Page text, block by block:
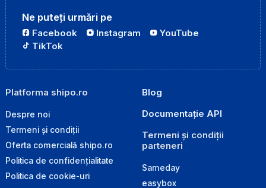
Ne puteți urmări pe
Facebook Instagram
YouTube
TikTok
Platforma shipo.ro
Despre noi
Termeni și condiții
Oferta comercială shipo.ro
Politica de confidențialitate
Politica de cookie-uri
Blog
Documentație API
Termeni și condiții
parteneri
Sameday
easybox